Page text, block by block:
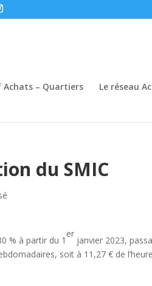
Achats – Quartiers Le réseau
du SMIC
% à partir du 1
er
janvier 2023,
soit à 11,27 € de